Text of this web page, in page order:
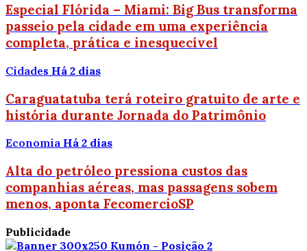
Especial Flórida – Miami: Big Bus transforma
passeio pela cidade em uma experiência
completa, prática e inesquecível
Cidades Há 2 dias
Caraguatatuba terá roteiro gratuito de arte e
história durante Jornada do Patrimônio
Economia Há 2 dias
Alta do petróleo pressiona custos das
companhias aéreas, mas passagens sobem
menos, aponta FecomercioSP
Publicidade